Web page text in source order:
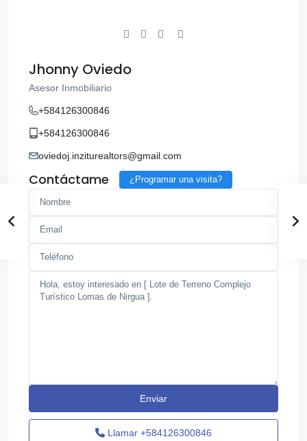
Jhonny Oviedo
Asesor Inmobiliario
+584126300846
+584126300846
oviedoj.inziturealtors@gmail.com
Contáctame ¿Programar una visita?
Llamar +584126300846